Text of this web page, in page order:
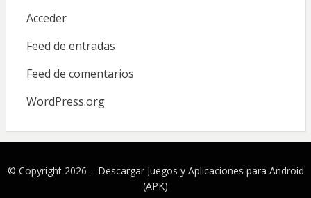
Acceder
Feed de entradas
Feed de comentarios
WordPress.org
© Copyright 2026 – Descargar Juegos y Aplicaciones para Android
(APK)